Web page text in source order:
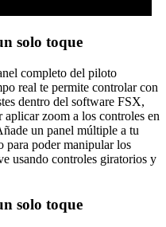
solo toque
completo del piloto
real te permite controlar con
dentro del software FSX,
zoom a los controles en
un panel múltiple a tu
para poder manipular los
usando controles giratorios y
solo toque